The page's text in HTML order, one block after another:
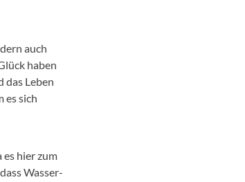
auch
haben
das Leben
es sich
hier zum
Wasser-